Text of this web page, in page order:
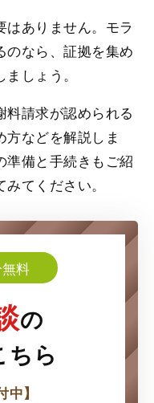
はありません。モラ
のなら、証拠を集め
しょう。
料請求が認められる
などを解説しま
準備と手続きもご紹
てください。
料
の
ちら
中】